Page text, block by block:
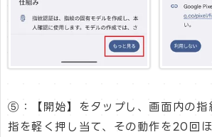
⑤：【開始】をタップし、画面内の指
指を軽く押し当て、その動作を20回